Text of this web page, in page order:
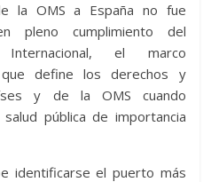
la OMS a España no fue
pleno cumplimiento del
Internacional, el marco
que define los derechos y
y de la OMS cuando
pública de importancia
identificarse el puerto más